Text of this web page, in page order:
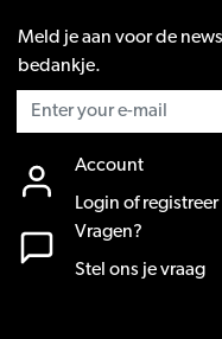
Meld je aan voor de
bedankje.
Account
Login of registreer
Vragen?
Stel ons je vraag